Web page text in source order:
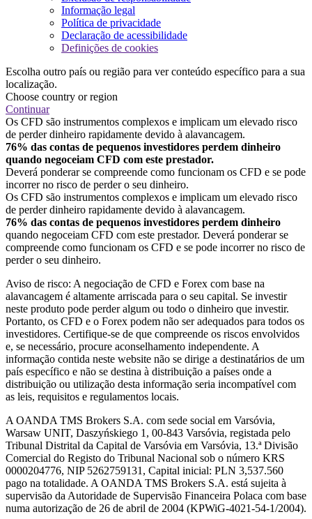
Informação legal
Política de privacidade
Declaração de acessibilidade
Definições de cookies
Escolha outro país ou região para ver conteúdo específico para a sua
localização.
Choose country or region
Continuar
Os CFD são instrumentos complexos e implicam um elevado risco
de perder dinheiro rapidamente devido à alavancagem.
76% das contas de pequenos investidores perdem dinheiro
quando negoceiam CFD com este prestador.
Deverá ponderar se compreende como funcionam os CFD e se pode
incorrer no risco de perder o seu dinheiro.
Os CFD são instrumentos complexos e implicam um elevado risco
de perder dinheiro rapidamente devido à alavancagem.
76% das contas de pequenos investidores perdem dinheiro
quando negoceiam CFD com este prestador. Deverá ponderar se
compreende como funcionam os CFD e se pode incorrer no risco de
perder o seu dinheiro.
Aviso de risco: A negociação de CFD e Forex com base na
alavancagem é altamente arriscada para o seu capital. Se investir
neste produto pode perder algum ou todo o dinheiro que investir.
Portanto, os CFD e o Forex podem não ser adequados para todos os
investidores. Certifique-se de que compreende os riscos envolvidos
e, se necessário, procure aconselhamento independente. A
informação contida neste website não se dirige a destinatários de um
país específico e não se destina à distribuição a países onde a
distribuição ou utilização desta informação seria incompatível com
as leis, requisitos e regulamentos locais.
A OANDA TMS Brokers S.A. com sede social em Varsóvia,
Warsaw UNIT, Daszyńskiego 1, 00-843 Varsóvia, registada pelo
Tribunal Distrital da Capital de Varsóvia em Varsóvia, 13.ª Divisão
Comercial do Registo do Tribunal Nacional sob o número KRS
0000204776, NIP 5262759131, Capital inicial: PLN 3,537.560
pago na totalidade. A OANDA TMS Brokers S.A. está sujeita à
supervisão da Autoridade de Supervisão Financeira Polaca com base
numa autorização de 26 de abril de 2004 (KPWiG-4021-54-1/2004).